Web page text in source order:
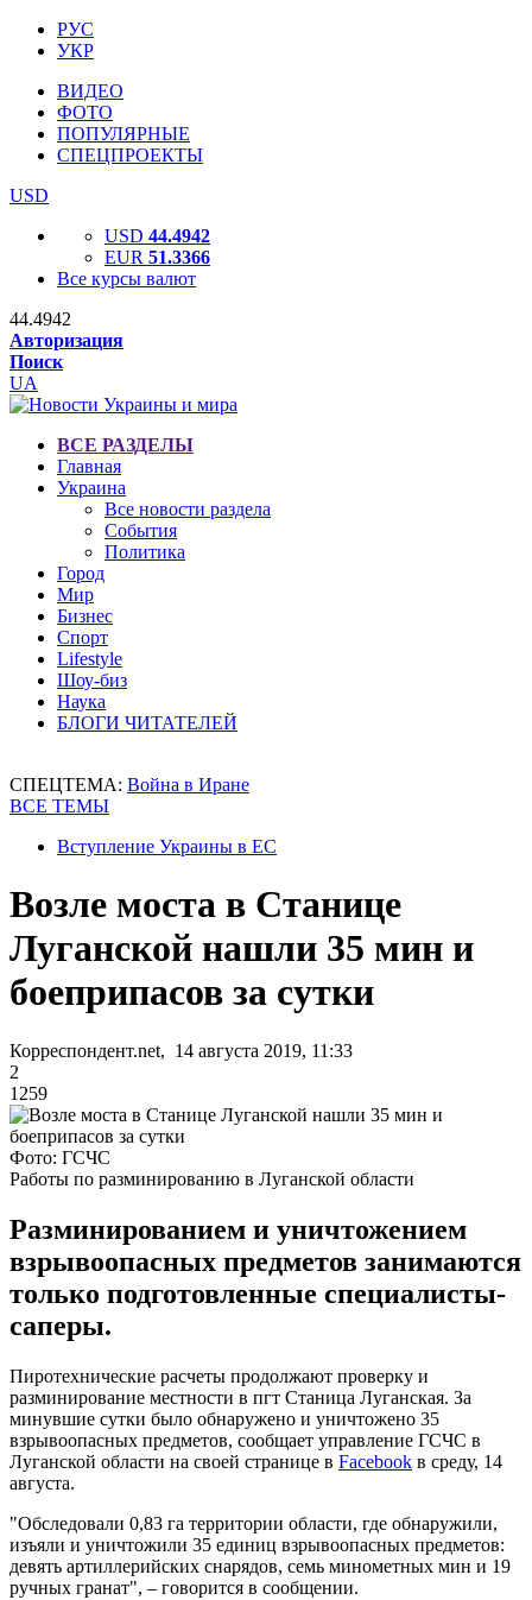
РУС
УКР
ВИДЕО
ФОТО
ПОПУЛЯРНЫЕ
СПЕЦПРОЕКТЫ
USD
USD 44.4942
EUR 51.3366
Все курсы валют
44.4942
Авторизация
Поиск
UA
ВСЕ РАЗДЕЛЫ
Главная
Украина
Все новости раздела
События
Политика
Город
Мир
Бизнес
Спорт
Lifestyle
Шоу-биз
Наука
БЛОГИ ЧИТАТЕЛЕЙ
СПЕЦТЕМА: Война в Иране
ВСЕ ТЕМЫ
Вступление Украины в ЕС
Возле моста в Станице
Луганской нашли 35 мин и
боеприпасов за сутки
Корреспондент.net, 14 августа 2019, 11:33
2
1259
Фото: ГСЧС
Работы по разминированию в Луганской области
Разминированием и уничтожением
взрывоопасных предметов занимаются
только подготовленные специалисты-
саперы.
Пиротехнические расчеты продолжают проверку и
разминирование местности в пгт Станица Луганская. За
минувшие сутки было обнаружено и уничтожено 35
взрывоопасных предметов, сообщает управление ГСЧС в
Луганской области на своей странице в Facebook в среду, 14
августа.
"Обследовали 0,83 га территории области, где обнаружили,
изъяли и уничтожили 35 единиц взрывоопасных предметов:
девять артиллерийских снарядов, семь минометных мин и 19
ручных гранат", – говорится в сообщении.